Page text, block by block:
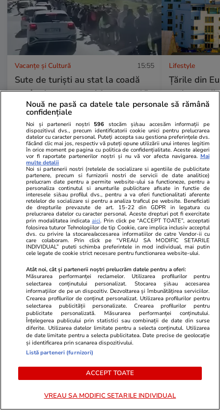
Vacanțe și Cultură 15:55
Sute de turiști au stat la coadă
ore în șir pentru a-și face un selfie
cu peisajul din Munții Dolomiți:
„Un record de vizitatori” | VIDEO
Lifestyle
Țările din
mai ușor să
percep
proprietate
Horoscop 25 iul.
Horoscop 26 iulie 2026. Racii
încep o perioadă mai dificilă în
relația cu superiorii, poate și pe
fondul unui volum mai mare de
muncă
Vacanțe și Cultură 24 iul.
Cum să călătoreşti doar cu
bagajul de mână. Ghid pentru
eficientizarea spaţiului
Lifestyle 22 iul.
Nouă ne pasă ca datele tale personale să rămână
confidențiale
Noi și partenerii noștri 596 stocăm și/sau accesăm informații pe
dispozitivul dvs., precum identificatorii cookie unici pentru prelucrarea
datelor cu caracter personal. Puteți accepta sau gestiona preferințele dvs.
făcând clic mai jos, respectiv vă puteți opune utilizării unui interes legitim
în orice moment pe pagina cu politica de confidențialitate. Aceste alegeri
vor fi raportate partenerilor noștri și nu vă vor afecta navigarea. Mai
multe detalii
Noi si partenerii nostri (retelele de socializare si agentiile de publicitate
partenere, precum si furnizorii nostri de servicii de date analitice)
prelucram date pentru a permite website-ului sa functioneze, pentru a
personaliza continutul si anunturile publicitare afisate in functie de
interesele si/sau profilul dvs., pentru a va oferi functionalitati aferente
retelelor de socializare si pentru a analiza traficul pe website. Beneficiati
de drepturile prevazute de art. 15-22 din GDPR in legatura cu
prelucrarea datelor cu caracter personal. Aceste drepturi pot fi exercitate
prin modalitatea indicataaici. Prin click pe “ACCEPT TOATE”, acceptati
folosirea tuturor Tehnologiilor de tip Cookie, care implica inclusiv acceptul
dvs. cu privire la stocarea/accesarea informatiilor de catre Vendor-ii cu
care colaboram. Prin click pe “VREAU SA MODIFIC SETARILE
INDIVIDUAL” puteti schimba preferintele in mod individual, mai putin
cele legate de cookie strict necesare pentru functionarea website-ului.
Atât noi, cât și partenerii noștri prelucrăm datele pentru a oferi:
Măsurarea performanței reclamelor. Utilizarea profilurilor pentru
selectarea conținutului personalizat. Stocarea și/sau accesarea
informațiilor de pe un dispozitiv. Dezvoltarea și îmbunătățirea serviciilor.
Crearea profilurilor de conținut personalizat. Utilizarea profilurilor pentru
selectarea publicității personalizate. Crearea profilurilor pentru
publicitate personalizată. Măsurarea performanței conținutului.
Înțelegerea publicului prin statistici sau combinații de date din surse
diferite. Utilizarea datelor limitate pentru a selecta conținutul. Utilizarea
de date limitate pentru a selecta publicitatea. Date precise de geolocație
și identificarea prin scanarea dispozitivului.
Listă parteneri (furnizori)
ACCEPT TOATE
VREAU SA MODIFIC SETARILE INDIVIDUAL